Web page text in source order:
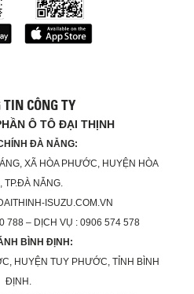
TIN CÔNG TY
Ô TÔ ĐẠI THỊNH
ĐÀ NẴNG:
XÃ HÒA PHƯỚC, HUYỆN HÒA
TP.ĐÀ NẴNG.
ISUZU.COM.VN
788 – DỊCH VỤ : 0906 574 578
BÌNH ĐỊNH:
HUYỆN TUY PHƯỚC, TỈNH BÌNH
ĐỊNH.